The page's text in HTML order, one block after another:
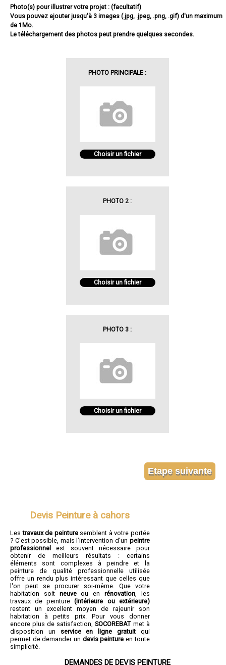
Photo(s) pour illustrer votre projet : (facultatif)
Vous pouvez ajouter jusqu'à 3 images (.jpg, .jpeg, .png, .gif) d'un maximum
de 1Mo.
Le téléchargement des photos peut prendre quelques secondes.
PHOTO PRINCIPALE :
Choisir un fichier
PHOTO 2 :
Choisir un fichier
PHOTO 3 :
Choisir un fichier
Devis Peinture à cahors
Lestravaux de peinturesemblent à votre portée
? C'est possible, mais l’intervention d’un peintre
professionnel
est souvent nécessaire pour
obtenir de meilleurs résultats : certains
éléments sont complexes à peindre et la
peinture de qualité professionnelle utilisée
offre un rendu plus intéressant que celles que
l'on peut se procurer soi-même. Que votre
habitation soit neuveou en rénovation, les
travaux de peinture(intérieure ou extérieure)
restent un excellent moyen de rajeunir son
habitation à petits prix. Pour vous donner
encore plus de satisfaction,SOCOREBATmet à
disposition un service en ligne gratuitqui
permet de demander un devis peinture en toute
simplicité.
DEMANDES DE DEVIS PEINTURE